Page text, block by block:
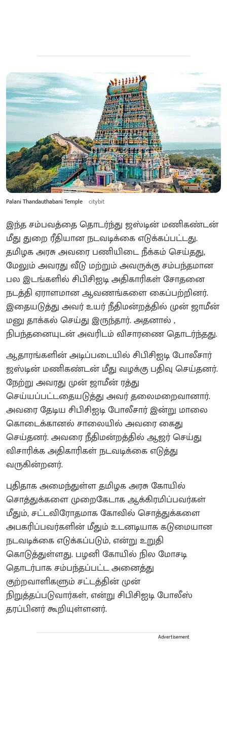
Palani Thandauthabani Temple citybit
இந்த சம்பவத்தை தொடர்ந்து ஜஸ்டின் மணிகண்டன்
மீது துறை ரீதியான நடவடிக்கை எடுக்கப்பட்டது.
தமிழக அரசு அவரை பணியிடை நீக்கம் செய்தது,
மேலும் அவரது வீடு மற்றும் அவருக்கு சம்பந்தமான
பல இடங்களில் சிபிசிஐடி அதிகாரிகள் சோதனை
நடத்தி ஏராளமான ஆவணங்களை கைப்பற்றினர்.
இதையடுத்து அவர் உயர் நீதிமன்றத்தில் முன் ஜாமீன்
மனு தாக்கல் செய்து இருந்தார். அதனால் ,
நிபந்தனையுடன் அவரிடம் விசாரணை தொடர்ந்தது.
ஆதாரங்களின் அடிப்படையில் சிபிசிஐடி போலீசார்
ஜஸ்டின் மணிகண்டன் மீது வழக்கு பதிவு செய்தனர்.
நேற்று அவரது முன் ஜாமீன் ரத்து
செய்யப்பட்டதையடுத்து அவர் தலைமறைவானார்.
அவரை தேடிய சிபிசிஐடி போலீசார் இன்று மாலை
கொடைக்கானல் சாலையில் அவரை கைது
செய்தனர். அவரை நீதிமன்றத்தில் ஆஜர் செய்து
விசாரிக்க அதிகாரிகள் நடவடிக்கை எடுத்து
வருகின்றனர்.
புதிதாக அமைந்துள்ள தமிழக அரசு கோயில்
சொத்துக்களை முறைகேடாக ஆக்கிரமிப்பவர்கள்
மீதும், சட்டவிரோதமாக கோவில் சொத்துக்களை
அபகரிப்பவர்களின் மீதும் உடனடியாக கடுமையான
நடவடிக்கை எடுக்கப்படும், என்று உறுதி
கொடுத்துள்ளது. பழனி கோயில் நில மோசடி
தொடர்பாக சம்பந்தப்பட்ட அனைத்து
குற்றவாளிகளும் சட்டத்தின் முன்
நிறுத்தப்படுவார்கள், என்று சிபிசிஐடி போலீஸ்
தரப்பினர் கூறியுள்ளனர்.
Advertisement